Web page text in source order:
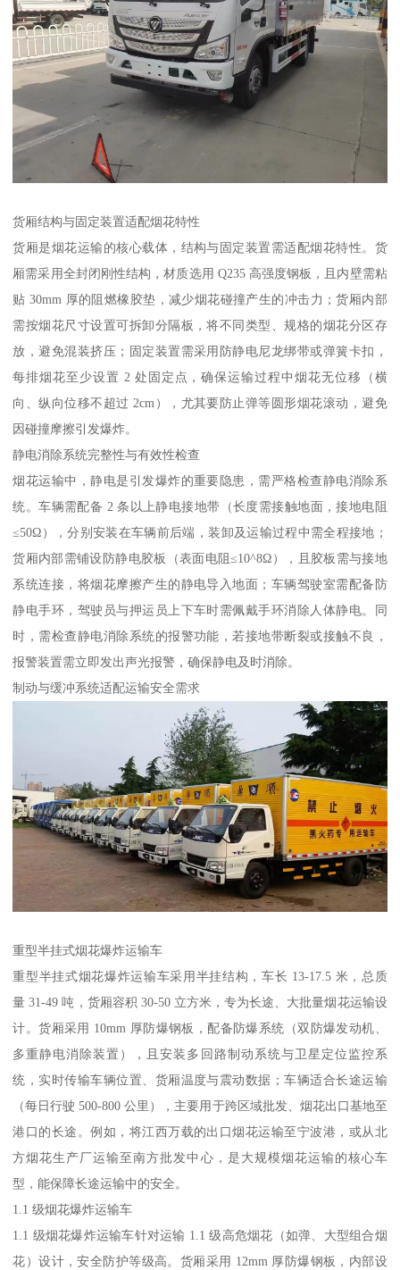
货厢结构与固定装置适配烟花特性​
货厢是烟花运输的核心载体，结构与固定装置需适配烟花特性。货
厢需采用全封闭刚性结构，材质选用 Q235 高强度钢板，且内壁需粘
贴 30mm 厚的阻燃橡胶垫，减少烟花碰撞产生的冲击力；货厢内部
需按烟花尺寸设置可拆卸分隔板，将不同类型、规格的烟花分区存
放，避免混装挤压；固定装置需采用防静电尼龙绑带或弹簧卡扣，
每排烟花至少设置 2 处固定点，确保运输过程中烟花无位移（横
向、纵向位移不超过 2cm），尤其要防止弹等圆形烟花滚动，避免
因碰撞摩擦引发爆炸。​
静电消除系统完整性与有效性检查​
烟花运输中，静电是引发爆炸的重要隐患，需严格检查静电消除系
统。车辆需配备 2 条以上静电接地带（长度需接触地面，接地电阻
≤50Ω），分别安装在车辆前后端，装卸及运输过程中需全程接地；
货厢内部需铺设防静电胶板（表面电阻≤10^8Ω），且胶板需与接地
系统连接，将烟花摩擦产生的静电导入地面；车辆驾驶室需配备防
静电手环，驾驶员与押运员上下车时需佩戴手环消除人体静电。同
时，需检查静电消除系统的报警功能，若接地带断裂或接触不良，
报警装置需立即发出声光报警，确保静电及时消除。​
制动与缓冲系统适配运输安全需求​
重型半挂式烟花爆炸运输车​
重型半挂式烟花爆炸运输车采用半挂结构，车长 13-17.5 米，总质
量 31-49 吨，货厢容积 30-50 立方米，专为长途、大批量烟花运输设
计。货厢采用 10mm 厚防爆钢板，配备防爆系统（双防爆发动机、
多重静电消除装置），且安装多回路制动系统与卫星定位监控系
统，实时传输车辆位置、货厢温度与震动数据；车辆适合长途运输
（每日行驶 500-800 公里），主要用于跨区域批发、烟花出口基地至
港口的长途。例如，将江西万载的出口烟花运输至宁波港，或从北
方烟花生产厂运输至南方批发中心，是大规模烟花运输的核心车
型，能保障长途运输中的安全。​
1.1 级烟花爆炸运输车​
1.1 级烟花爆炸运输车针对运输 1.1 级高危烟花（如弹、大型组合烟
花）设计，安全防护等级高。货厢采用 12mm 厚防爆钢板，内部设